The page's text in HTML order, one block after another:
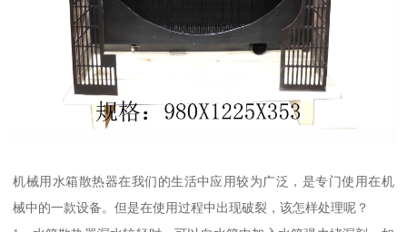
机械用水箱散热器在我们的生活中应用较为广泛，是专门使用在机
械中的一款设备。但是在使用过程中出现破裂，该怎样处理呢？